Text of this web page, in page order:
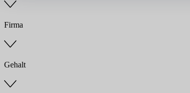
Firma
Gehalt